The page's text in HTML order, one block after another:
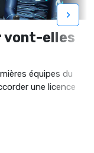
vont-elles
équipes du
une licence
›